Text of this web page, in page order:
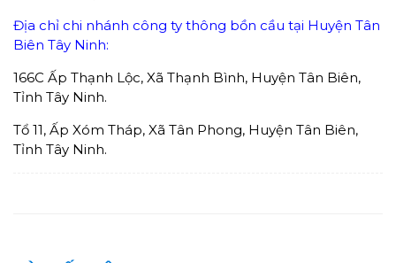
Địa chỉ chi nhánh công ty thông bồn cầu tại Huyện Tân
Biên Tây Ninh:
166C Ấp Thạnh Lộc, Xã Thạnh Bình, Huyện Tân Biên,
Tỉnh Tây Ninh.
Tổ 11, Ấp Xóm Tháp, Xã Tân Phong, Huyện Tân Biên,
Tỉnh Tây Ninh.